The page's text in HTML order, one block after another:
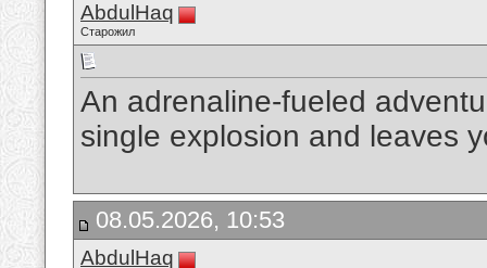
AbdulHaq
Старожил
An adrenaline-fueled
single explosion and leaves
08.05.2026, 10:53
AbdulHaq